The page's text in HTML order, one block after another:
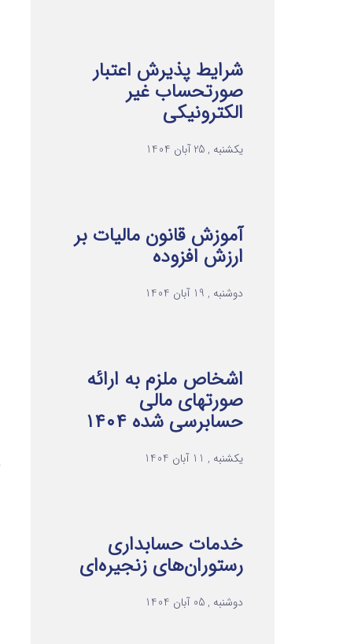
شرایط پذیرش اعتبار
صورتحساب غیر
الکترونیکی
یکشنبه , 25 آبان 1404
آموزش قانون مالیات بر
ارزش افزوده
دوشنبه , 19 آبان 1404
اشخاص ملزم به ارائه
صورتهای مالی
حسابرسی شده ۱۴۰۴
یکشنبه , 11 آبان 1404
خدمات حسابداری
رستوران‌های زنجیره‌ای
دوشنبه , 05 آبان 1404